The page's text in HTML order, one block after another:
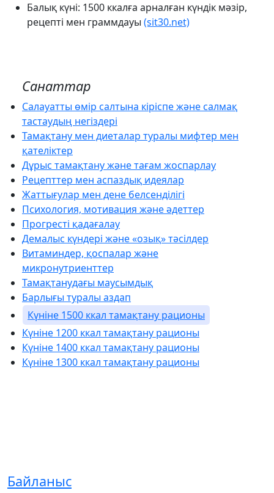
Балық күні: 1500 ккалға арналған күндік мәзір,
рецепті мен граммдауы (sit30.net)
Санаттар
Салауатты өмір салтына кіріспе және салмақ
тастаудың негіздері
Тамақтану мен диеталар туралы мифтер мен
қателіктер
Дұрыс тамақтану және тағам жоспарлау
Рецепттер мен аспаздық идеялар
Жаттығулар мен дене белсенділігі
Психология, мотивация және әдеттер
Прогресті қадағалау
Демалыс күндері және «озық» тәсілдер
Витаминдер, қоспалар және
микронутриенттер
Тамақтанудағы маусымдық
Барлығы туралы аздап
Күніне 1500 ккал тамақтану рационы
Күніне 1200 ккал тамақтану рационы
Күніне 1400 ккал тамақтану рационы
Күніне 1300 ккал тамақтану рационы
Байланыс